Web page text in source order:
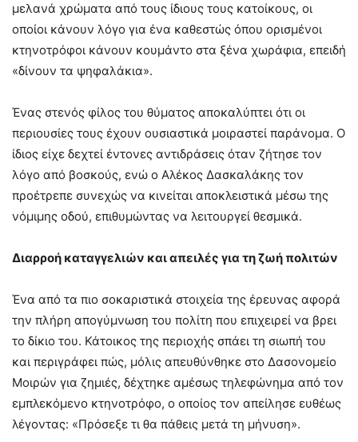
μελανά χρώματα από τους ίδιους τους κατοίκους, οι
οποίοι κάνουν λόγο για ένα καθεστώς όπου ορισμένοι
κτηνοτρόφοι κάνουν κουμάντο στα ξένα χωράφια, επειδή
«δίνουν τα ψηφαλάκια».
Ένας στενός φίλος του θύματος αποκαλύπτει ότι οι
περιουσίες τους έχουν ουσιαστικά μοιραστεί παράνομα. Ο
ίδιος είχε δεχτεί έντονες αντιδράσεις όταν ζήτησε τον
λόγο από βοσκούς, ενώ ο Αλέκος Δασκαλάκης τον
προέτρεπε συνεχώς να κινείται αποκλειστικά μέσω της
νόμιμης οδού, επιθυμώντας να λειτουργεί θεσμικά.
Διαρροή καταγγελιών και απειλές για τη ζωή πολιτών
Ένα από τα πιο σοκαριστικά στοιχεία της έρευνας αφορά
την πλήρη απογύμνωση του πολίτη που επιχειρεί να βρει
το δίκιο του. Κάτοικος της περιοχής σπάει τη σιωπή του
και περιγράφει πώς, μόλις απευθύνθηκε στο Δασονομείο
Μοιρών για ζημιές, δέχτηκε αμέσως τηλεφώνημα από τον
εμπλεκόμενο κτηνοτρόφο, ο οποίος τον απείλησε ευθέως
λέγοντας: «Πρόσεξε τι θα πάθεις μετά τη μήνυση».